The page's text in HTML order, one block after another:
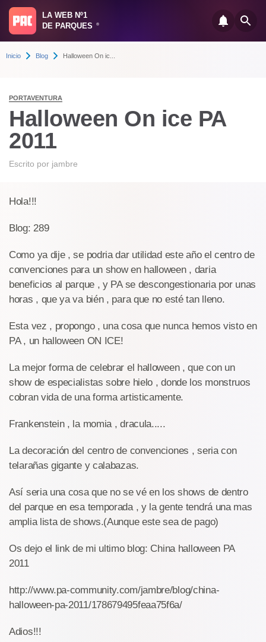
LA WEB Nº1
DE PARQUES
®
Inicio Blog Halloween On ic...
PORTAVENTURA
Halloween On ice PA
2011
Escrito por jambre
Hola!!!
Blog: 289
Como ya dije , se podria dar utilidad este año el centro de
convenciones para un show en halloween , daria
beneficios al parque , y PA se descongestionaria por unas
horas , que ya va bién , para que no esté tan lleno.
Esta vez , propongo , una cosa que nunca hemos visto en
PA , un halloween ON ICE!
La mejor forma de celebrar el halloween , que con un
show de especialistas sobre hielo , donde los monstruos
cobran vida de una forma artisticamente.
Frankenstein , la momia , dracula.....
La decoración del centro de convenciones , seria con
telarañas gigante y calabazas.
Así seria una cosa que no se vé en los shows de dentro
del parque en esa temporada , y la gente tendrá una mas
amplia lista de shows.(Aunque este sea de pago)
Os dejo el link de mi ultimo blog: China halloween PA
2011
http://www.pa-community.com/jambre/blog/china-
halloween-pa-2011/178679495feaa75f6a/
Adios!!!